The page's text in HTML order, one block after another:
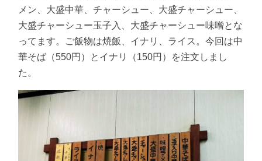
メン、大盛中華、チャーシュー、大盛チャーシュー、
大盛チャーシュー玉子入、大盛チャーシュー味噌とな
ってます。ご飯物は焼飯、イナリ、ライス。今回は中
華そば（550円）とイナリ（150円）を注文しまし
た。